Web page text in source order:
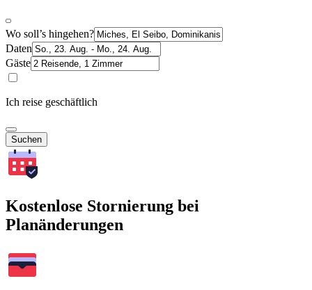
Wo soll’s hingehen?
Daten
Gäste
Ich reise geschäftlich
Suchen
Kostenlose Stornierung bei
Planänderungen